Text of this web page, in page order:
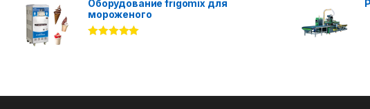
Оборудование frigomix для
мороженого